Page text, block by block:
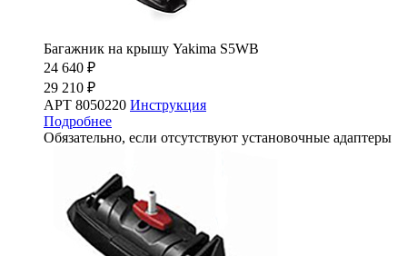
Багажник на крышу Yakima S5WB
24 640 ₽
29 210 ₽
АРТ 8050220 Инструкция
Подробнее
Обязательно, если отсутствуют установочные адаптеры